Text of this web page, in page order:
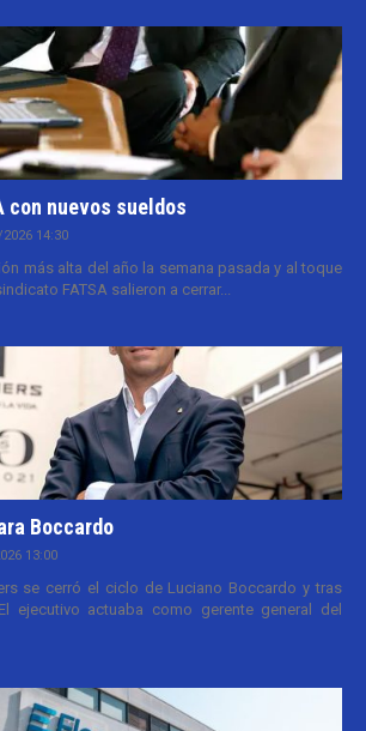
con nuevos sueldos
14:30
más alta del año la semana pasada y al toque
FATSA salieron a cerrar...
Boccardo
13:00
se cerró el ciclo de Luciano Boccardo y tras
ejecutivo actuaba como gerente general del